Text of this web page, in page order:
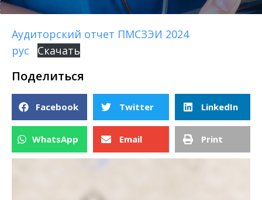
Аудиторский отчет ПМСЗЭИ 2024
рус
Скачать
Поделиться
Facebook Twitter LinkedIn
WhatsApp Email Print